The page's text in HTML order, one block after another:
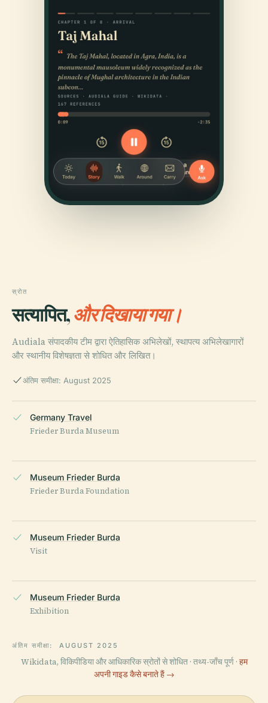
स्रोत
सत्यापित,और दिखाया गया।
Audiala संपादकीय टीम द्वारा ऐतिहासिक अभिलेखों, स्थापत्य अभिलेखागारों
और स्थानीय विशेषज्ञता से शोधित और लिखित।
अंतिम समीक्षा: August 2025
Germany Travel
Frieder Burda Museum
Museum Frieder Burda
Frieder Burda Foundation
Museum Frieder Burda
Visit
Museum Frieder Burda
Exhibition
अंतिम समीक्षा: AUGUST 2025
Wikidata, विकिपीडिया और आधिकारिक स्रोतों से शोधित · तथ्य-जाँच पूर्ण · हम
अपनी गाइड कैसे बनाते हैं →